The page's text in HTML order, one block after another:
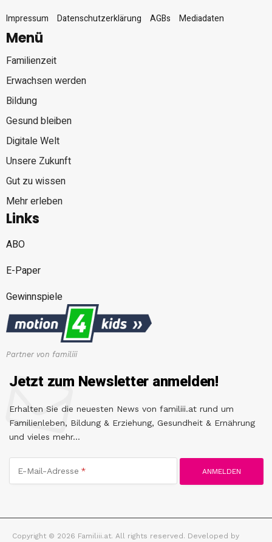
Impressum
Datenschutzerklärung AGBs Mediadaten
Menü
Familienzeit
Erwachsen werden
Bildung
Gesund bleiben
Digitale Welt
Unsere Zukunft
Gut zu wissen
Mehr erleben
Links
ABO
E-Paper
Gewinnspiele
Partner von familiii
Jetzt zum Newsletter anmelden!
Erhalten Sie die neuesten News von familiii.at rund um
Familienleben, Bildung & Erziehung, Gesundheit & Ernährung
und vieles mehr...
E-Mail-Adresse
Copyright © 2026 Familiii.at. All rights reserved. Developed by